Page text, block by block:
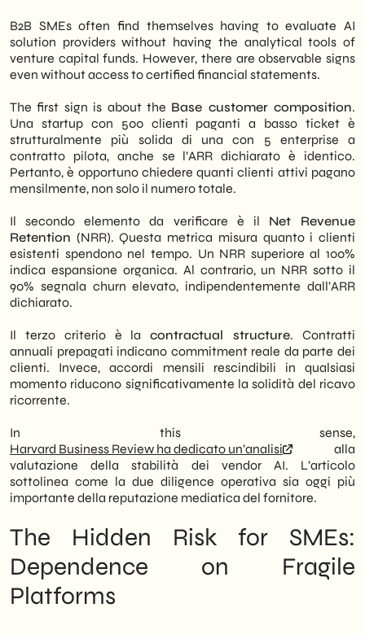
B2B SMEs often find themselves having to evaluate AI
solution providers without having the analytical tools of
venture capital funds. However, there are observable signs
even without access to certified financial statements.
The first sign is about the Base customer composition.
Una startup con 500 clienti paganti a basso ticket è
strutturalmente più solida di una con 5 enterprise a
contratto pilota, anche se l’ARR dichiarato è identico.
Pertanto, è opportuno chiedere quanti clienti attivi pagano
mensilmente, non solo il numero totale.
Il secondo elemento da verificare è il Net Revenue
Retention (NRR). Questa metrica misura quanto i clienti
esistenti spendono nel tempo. Un NRR superiore al 100%
indica espansione organica. Al contrario, un NRR sotto il
90% segnala churn elevato, indipendentemente dall’ARR
dichiarato.
Il terzo criterio è lacontractual structure. Contratti
annuali prepagati indicano commitment reale da parte dei
clienti. Invece, accordi mensili rescindibili in qualsiasi
momento riducono significativamente la solidità del ricavo
ricorrente.
In this sense,
Harvard Business Review ha dedicato un’analisi
alla
valutazione della stabilità dei vendor AI. L’articolo
sottolinea come la due diligence operativa sia oggi più
importante della reputazione mediatica del fornitore.
The Hidden Risk for SMEs:
Dependence on Fragile
Platforms